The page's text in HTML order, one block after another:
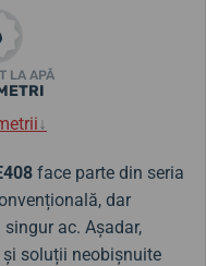
LA APĂ
↓
face parte din seria
dar
ac. Așadar,
soluții neobișnuite